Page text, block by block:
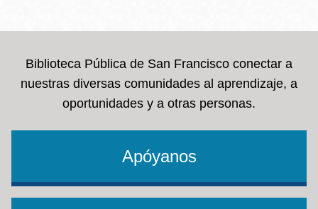
navegación
Biblioteca Pública de San Francisco conectar a
nuestras diversas comunidades al aprendizaje, a
oportunidades y a otras personas.
Apóyanos